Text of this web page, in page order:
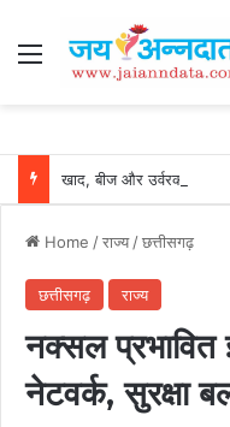
Menu
Home /राज्य/छत्तीसगढ़
छत्तीसगढ़ राज्य
नक्सल प्रभावित
नेटवर्क, सुरक्षा